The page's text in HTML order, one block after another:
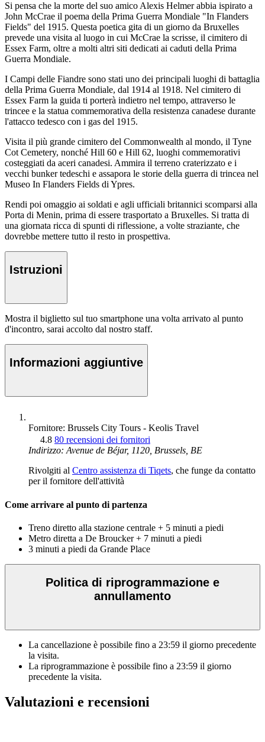
Si pensa che la morte del suo amico Alexis Helmer abbia ispirato a
John McCrae il poema della Prima Guerra Mondiale "In Flanders
Fields" del 1915. Questa poetica gita di un giorno da Bruxelles
prevede una visita al luogo in cui McCrae la scrisse, il cimitero di
Essex Farm, oltre a molti altri siti dedicati ai caduti della Prima
Guerra Mondiale.
I Campi delle Fiandre sono stati uno dei principali luoghi di battaglia
della Prima Guerra Mondiale, dal 1914 al 1918. Nel cimitero di
Essex Farm la guida ti porterà indietro nel tempo, attraverso le
trincee e la statua commemorativa della resistenza canadese durante
l'attacco tedesco con i gas del 1915.
Visita il più grande cimitero del Commonwealth al mondo, il Tyne
Cot Cemetery, nonché Hill 60 e Hill 62, luoghi commemorativi
costeggiati da aceri canadesi. Ammira il terreno craterizzato e i
vecchi bunker tedeschi e assapora le storie della guerra di trincea nel
Museo In Flanders Fields di Ypres.
Rendi poi omaggio ai soldati e agli ufficiali britannici scomparsi alla
Porta di Menin, prima di essere trasportato a Bruxelles. Si tratta di
una giornata ricca di spunti di riflessione, a volte straziante, che
dovrebbe mettere tutto il resto in prospettiva.
Istruzioni
Mostra il biglietto sul tuo smartphone una volta arrivato al punto
d'incontro, sarai accolto dal nostro staff.
Informazioni aggiuntive
Fornitore: Brussels City Tours - Keolis Travel
4.8 80 recensioni dei fornitori
Indirizzo: Avenue de Béjar, 1120, Brussels, BE
Rivolgiti al Centro assistenza di Tiqets, che funge da contatto
per il fornitore dell'attività
Come arrivare al punto di partenza
Treno diretto alla stazione centrale + 5 minuti a piedi
Metro diretta a De Broucker + 7 minuti a piedi
3 minuti a piedi da Grande Place
Politica di riprogrammazione e
annullamento
La cancellazione è possibile fino a 23:59 il giorno precedente
la visita.
La riprogrammazione è possibile fino a 23:59 il giorno
precedente la visita.
Valutazioni e recensioni